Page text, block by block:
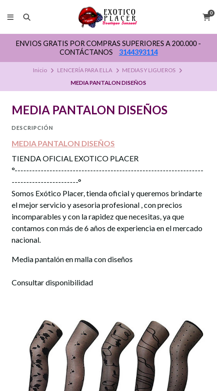
0
ENVIOS GRATIS POR COMPRAS SUPERIORES A 200.000 -
CONTÁCTANOS
3144393114
Inicio LENCERÍA PARA ELLA
MEDIAS Y LIGUEROS
MEDIA PANTALON DISEÑOS
MEDIA PANTALON DISEÑOS
DESCRIPCIÓN
MEDIA PANTALON DISEÑOS
TIENDA OFICIAL EXOTICO PLACER
°-----------------------------------------------------------------
-----------------------°
Somos Exótico Placer, tienda oficial y queremos brindarte
el mejor servicio y asesoria profesional , con precios
incomparables y con la rapidez que necesitas, ya que
contamos con más de 6 años de experiencia en el mercado
nacional.
Media pantalón en malla con diseños
Consultar disponibilidad